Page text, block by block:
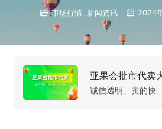
市场行情, 新闻资讯 2024
亚果会批市代卖
诚信透明、卖的快